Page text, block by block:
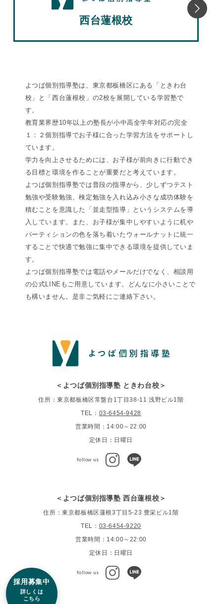
西台蓮根校
よつば個別指導塾は、東京都板橋区にある「ときわ台
校」と「西台蓮根校」の2校を展開している学習塾で
す。
教育業界歴10年以上の塾長が小中高全学年対応の完全
１：２個別指導でお子様に合った学習方法をサポートし
ています。
学力を向上させるためには、お子様が前向きに行動でき
る目標と環境を作ることが重要だと考えています。
よつば個別指導塾では普段の指導から、少しずつテスト
勉強や受験勉強、検定勉強を入れ込み小さな成功体験を
積むことを意識した「並走型指導」というシステムを導
入しています。また、お子様が集中しやすいように机や
パーティションの色を落ち着いたウォールナットに統一
することで快適で勉強に集中できる環境を提供していま
す。
よつば個別指導塾では電話やメールだけでなく、相談用
の公式LINEもご用意しています。どんなに小さいことで
も構いません。是非ご気軽にご連絡下さい。
＜よつば個別指導塾 ときわ台校＞
住所：東京都板橋区常盤台1丁目38-11 浅野ビル1階
TEL： 03-6454-9428
営業時間：14:00～22:00
定休日：日曜日
follow us
＜よつば個別指導塾 西台蓮根校＞
住所：東京都板橋区蓮根3丁目5-23 豊栄ビル1階
TEL： 03-6454-9220
営業時間：14:00～22:00
定休日：日曜日
follow us
採用募集中
詳しくは
こちら